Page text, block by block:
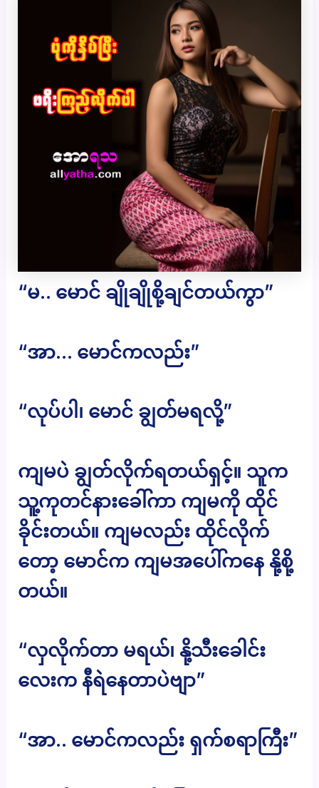
“မ.. မောင် ချိုချိုစို့ချင်တယ်ကွာ”
“အာ… မောင်ကလည်း”
“လုပ်ပါ၊ မောင် ချွတ်မရလို့”
ကျမပဲ ချွတ်လိုက်ရတယ်ရှင့်။ သူက
သူ့ကုတင်နားခေါ်ကာ ကျမကို ထိုင်
ခိုင်းတယ်။ ကျမလည်း ထိုင်လိုက်
တော့ မောင်က ကျမအပေါ်ကနေ နို့စို့
တယ်။
“လှလိုက်တာ မရယ်၊ နို့သီးခေါင်း
လေးက နီရဲနေတာပဲဗျာ”
“အာ.. မောင်ကလည်း ရှက်စရာကြီး”